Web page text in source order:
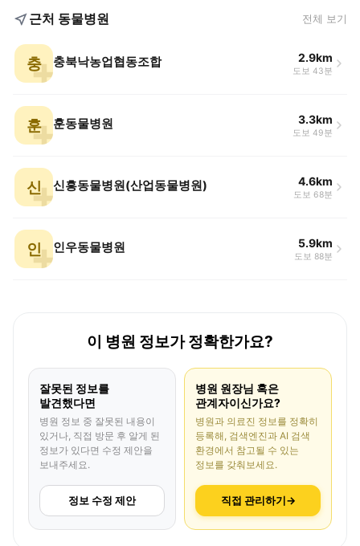
근처 동물병원 전체 보기
충 충북낙농업협동조합 2.9km
도보 43분
훈 훈동물병원 3.3km
도보 49분
신 신흥동물병원(산업동물병원) 4.6km
도보 68분
인 인우동물병원 5.9km
도보 88분
이 병원 정보가 정확한가요?
잘못된 정보를
발견했다면
병원 정보 중 잘못된 내용이
있거나, 직접 방문 후 알게 된
정보가 있다면 수정 제안을
보내주세요.
정보 수정 제안
병원 원장님 혹은
관계자이신가요?
병원과 의료진 정보를 정확히
등록해, 검색엔진과 AI 검색
환경에서 참고될 수 있는
정보를 갖춰보세요.
직접 관리하기→